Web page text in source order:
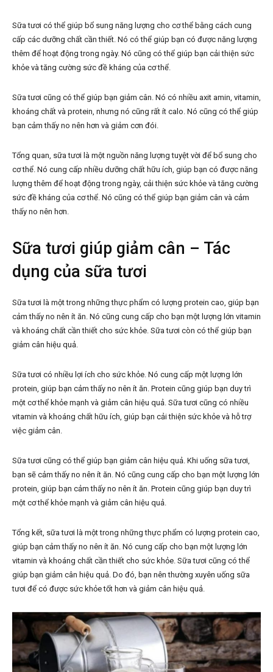
Sữa tươi có thể giúp bổ sung năng lượng cho cơ thể bằng cách cung
cấp các dưỡng chất cần thiết. Nó có thể giúp bạn có được năng lượng
thêm để hoạt động trong ngày. Nó cũng có thể giúp bạn cải thiện sức
khỏe và tăng cường sức đề kháng của cơ thể.
Sữa tươi cũng có thể giúp bạn giảm cân. Nó có nhiều axit amin, vitamin,
khoáng chất và protein, nhưng nó cũng rất ít calo. Nó cũng có thể giúp
bạn cảm thấy no nên hơn và giảm cơn đói.
Tổng quan, sữa tươi là một nguồn năng lượng tuyệt vời để bổ sung cho
cơ thể. Nó cung cấp nhiều dưỡng chất hữu ích, giúp bạn có được năng
lượng thêm để hoạt động trong ngày, cải thiện sức khỏe và tăng cường
sức đề kháng của cơ thể. Nó cũng có thể giúp bạn giảm cân và cảm
thấy no nên hơn.
Sữa tươi giúp giảm cân – Tác
dụng của sữa tươi
Sữa tươi là một trong những thực phẩm có lượng protein cao, giúp bạn
cảm thấy no nên ít ăn. Nó cũng cung cấp cho bạn một lượng lớn vitamin
và khoáng chất cần thiết cho sức khỏe. Sữa tươi còn có thể giúp bạn
giảm cân hiệu quả.
Sữa tươi có nhiều lợi ích cho sức khỏe. Nó cung cấp một lượng lớn
protein, giúp bạn cảm thấy no nên ít ăn. Protein cũng giúp bạn duy trì
một cơ thể khỏe mạnh và giảm cân hiệu quả. Sữa tươi cũng có nhiều
vitamin và khoáng chất hữu ích, giúp bạn cải thiện sức khỏe và hỗ trợ
việc giảm cân.
Sữa tươi cũng có thể giúp bạn giảm cân hiệu quả. Khi uống sữa tươi,
bạn sẽ cảm thấy no nên ít ăn. Nó cũng cung cấp cho bạn một lượng lớn
protein, giúp bạn cảm thấy no nên ít ăn. Protein cũng giúp bạn duy trì
một cơ thể khỏe mạnh và giảm cân hiệu quả.
Tổng kết, sữa tươi là một trong những thực phẩm có lượng protein cao,
giúp bạn cảm thấy no nên ít ăn. Nó cung cấp cho bạn một lượng lớn
vitamin và khoáng chất cần thiết cho sức khỏe. Sữa tươi cũng có thể
giúp bạn giảm cân hiệu quả. Do đó, bạn nên thường xuyên uống sữa
tươi để có được sức khỏe tốt hơn và giảm cân hiệu quả.